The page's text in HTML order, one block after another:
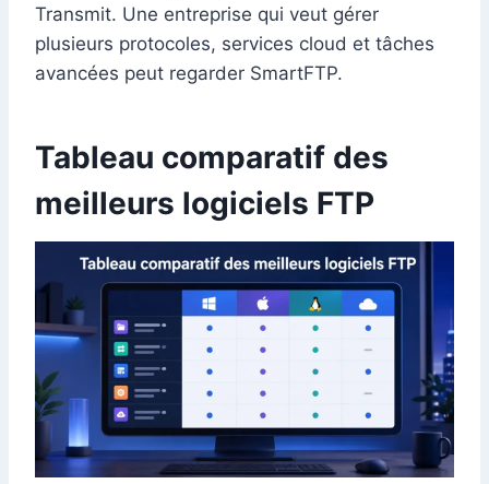
Transmit. Une entreprise qui veut gérer
plusieurs protocoles, services cloud et tâches
avancées peut regarder SmartFTP.
Tableau comparatif des
meilleurs logiciels FTP